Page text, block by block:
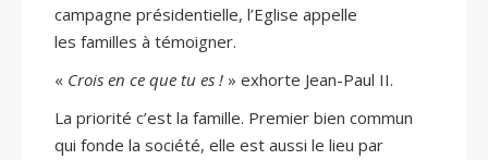
campagne présidentielle, l’Eglise appelle
les familles à témoigner.
« Crois en ce que tu es ! » exhorte Jean-Paul II.
La priorité c’est la famille. Premier bien commun
qui fonde la société, elle est aussi le lieu par